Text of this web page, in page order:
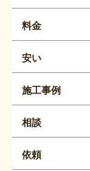
料金
安い
施工事例
相談
依頼